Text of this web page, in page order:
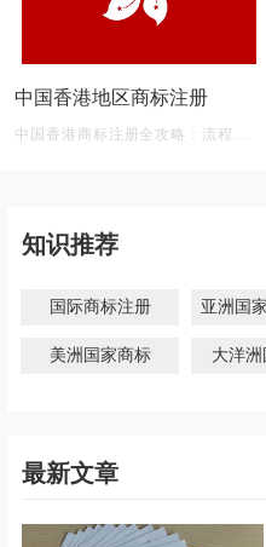
中国香港地区商标注册
中国香港商标注册全攻略：流程、材
知识推荐
国际商标注册 亚洲国
美洲国家商标 大洋
最新文章